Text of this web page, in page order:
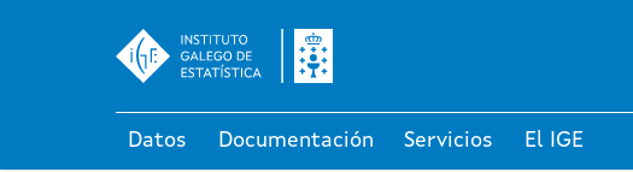
Datos Documentación Servicios El IGE